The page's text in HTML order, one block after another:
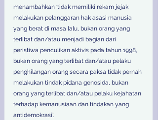
menambahkan ‘tidak memiliki rekam jejak
melakukan pelanggaran hak asasi manusia
yang berat di masa lalu, bukan orang yang
terlibat dan/atau menjadi bagian dari
peristiwa penculikan aktivis pada tahun 1998,
bukan orang yang terlibat dan/atau pelaku
penghilangan orang secara paksa tidak pernah
melakukan tindak pidana genosida, bukan
orang yang terlibat dan/atau pelaku kejahatan
terhadap kemanusiaan dan tindakan yang
antidemokrasi’.